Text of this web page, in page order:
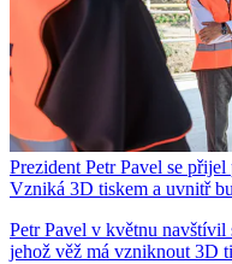
Prezident Petr Pavel se
Vzniká 3D tiskem a uvnitř
Petr Pavel v květnu navštívil
jehož věž má vzniknout 3D